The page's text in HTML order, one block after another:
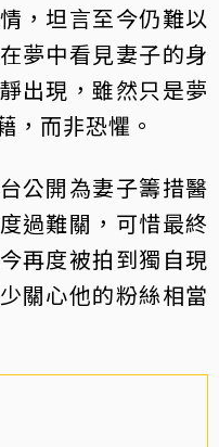
，坦言至今仍難以
夢中看見妻子的身
出現，雖然只是夢
，而非恐懼。
公開為妻子籌措醫
過難關，可惜最終
再度被拍到獨自現
關心他的粉絲相當